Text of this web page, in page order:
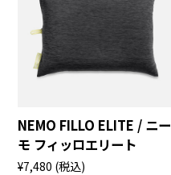
NEMO FILLO ELITE / ニー
モ フィッロエリート
¥7,480 (税込)